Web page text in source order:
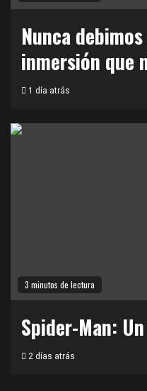
Nunca
inmersión que
1 día atrás
3 minutos de lectura
Spider-Man:
2 días atrás